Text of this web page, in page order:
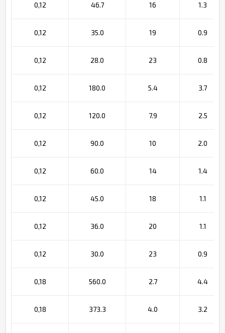
0,12 46.7 16 1.3
0,12 35.0 19 0.9
0,12 28.0 23 0.8
0,12 180.0 5.4 3.7
0,12 120.0 7.9 2.5
0,12 90.0 10 2.0
0,12 60.0 14 1.4
0,12 45.0 18 1.1
0,12 36.0 20 1.1
0,12 30.0 23 0.9
0,18 560.0 2.7 4.4
0,18 373.3 4.0 3.2